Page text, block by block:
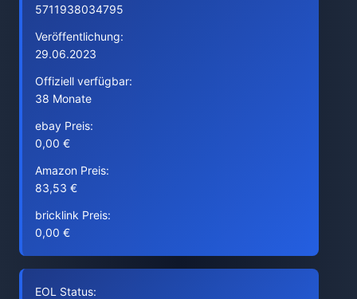
5711938034795
Veröffentlichung:
29.06.2023
Offiziell verfügbar:
38 Monate
ebay Preis:
0,00 €
Amazon Preis:
83,53 €
bricklink Preis:
0,00 €
EOL Status: